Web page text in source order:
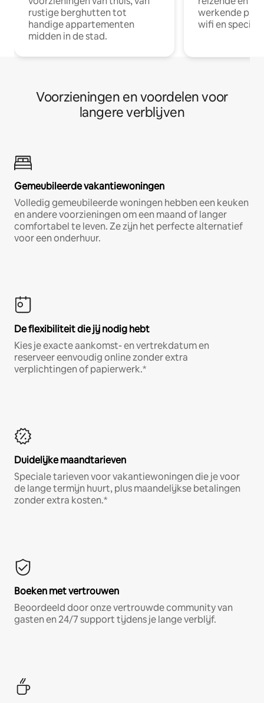
rustige berghutten tot
handige appartementen
midden in de stad.
werkende
wifi en
Voorzieningen en voordelen voor
langere verblijven
Gemeubileerde vakantiewoningen
Volledig gemeubileerde woningen hebben een keuken
en andere voorzieningen om een maand of langer
comfortabel te leven. Ze zijn het perfecte alternatief
voor een onderhuur.
De flexibiliteit die jij nodig hebt
Kies je exacte aankomst- en vertrekdatum en
reserveer eenvoudig online zonder extra
verplichtingen of papierwerk.*
Duidelijke maandtarieven
Speciale tarieven voor vakantiewoningen die je voor
de lange termijn huurt, plus maandelijkse betalingen
zonder extra kosten.*
Boeken met vertrouwen
Beoordeeld door onze vertrouwde community van
gasten en 24/7 support tijdens je lange verblijf.